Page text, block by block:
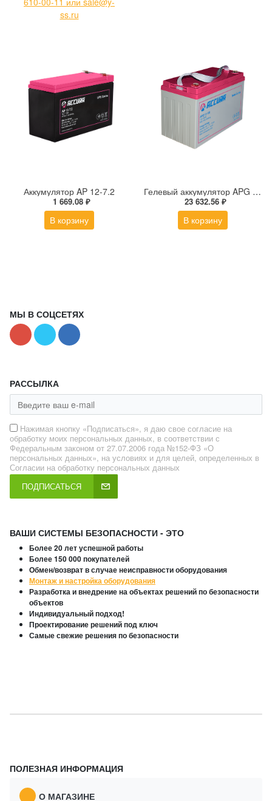
ss.ru
Аккумулятор AP 12-7.2
1 669.08 ₽
В корзину
Гелевый аккумулятор APG 12-100
23 632.56 ₽
В корзину
МЫ В СОЦСЕТЯХ
РАССЫЛКА
Нажимая кнопку «Подписаться», я даю свое согласие на
обработку моих персональных данных, в соответствии с
Федеральным законом от 27.07.2006 года №152-ФЗ «О
персональных данных», на условиях и для целей, определенных в
Согласии на обработку персональных данных
ПОДПИСАТЬСЯ
ВАШИ СИСТЕМЫ БЕЗОПАСНОСТИ - ЭТО
Более 20 лет успешной работы
Более 150 000 покупателей
Обмен/возврат в случае неисправности оборудования
Монтаж и настройка оборудования
Разработка и внедрение на объектах решений по безопасности
объектов
Индивидуальный подход!
Проектирование решений под ключ
Самые свежие решения по безопасности
ПОЛЕЗНАЯ ИНФОРМАЦИЯ
О МАГАЗИНЕ